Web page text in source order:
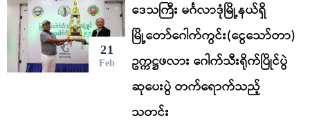
21
Feb
ဒေသကြီး မင်္ဂလာဒုံမြို့နယ်ရှိ
မြို့တော်ဂေါက်ကွင်း(ငွေသော်တာ)
ဥက္ကဋ္ဌဖလား ဂေါက်သီးရိုက်ပြိုင်ပွဲ
ဆုပေးပွဲ တက်ရောက်သည့်
သတင်း